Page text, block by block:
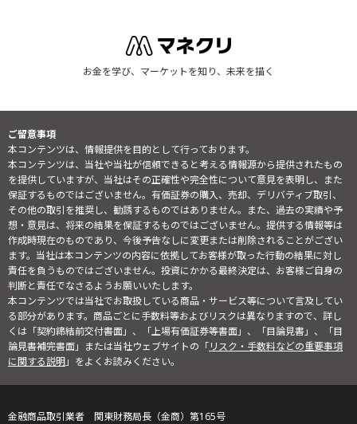
お金を学び、マーケットを知り、未来を描く
ご留意事項
本コンテンツは、情報提供を目的として行っております。
本コンテンツは、当社や当社が信頼できると考える情報源から提供されたもの
を提供していますが、当社はその正確性や完全性について意見を表明し、また
保証するものではございません。有価証券の購入、売却、デリバティブ取引、
その他の取引を推奨し、勧誘するものではありません。また、過去の実績や予
想・意見は、将来の結果を保証するものではございません。提供する情報等は
作成時現在のものであり、今後予告なしに変更または削除されることがござい
ます。当社は本コンテンツの内容に依拠してお客様が取った行動の結果に対し
責任を負うものではございません。投資にかかる最終決定は、お客様ご自身の
判断と責任でなさるようお願いいたします。
本コンテンツでは当社でお取扱している商品・サービス等について言及してい
る部分があります。商品ごとに手数料等およびリスクは異なりますので、詳し
くは「契約締結前交付書面」、「上場有価証券等書面」、「目論見書」、「目
論見書補完書面」または当社ウェブサイトの「リスク・手数料などの重要事項
に関する説明」をよくお読みください。
金融商品取引業者 関東財務局長（金商）第165号